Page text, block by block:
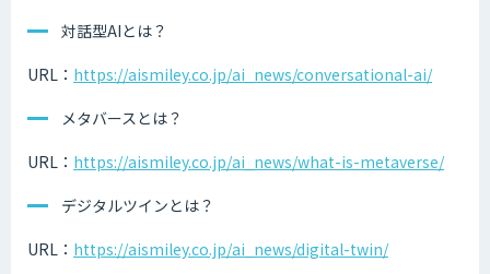
対話型AIとは？
URL： https://aismiley.co.jp/ai_news/conversational-ai/
メタバースとは？
URL： https://aismiley.co.jp/ai_news/what-is-metaverse/
デジタルツインとは？
URL： https://aismiley.co.jp/ai_news/digital-twin/